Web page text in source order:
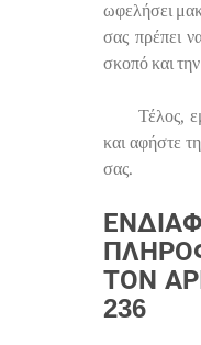
ωφελήσει
σας πρέπει
σκοπό και
Τέλος,
και αφήστε
σας.
ΤΟΝ
236